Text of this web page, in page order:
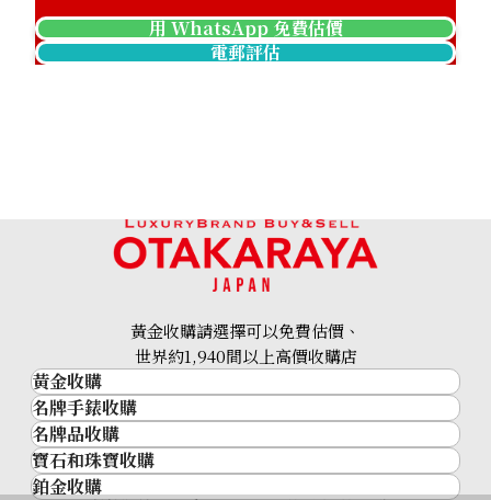
Pt･Pm900 Star Sapphire Diamond Ring 12.05ct
參考回收價
HKD 17,475.03
用 WhatsApp 免費估價
電郵評估
黃金收購請選擇可以免費估價、
世界約1,940間以上高價收購店
黃金收購
黃金･金條
金條
金幣及銀幣
過去十年黃金價格
名牌手錶收購
名牌手錶收購
勞力士 (Rolex)
Patek Philippe
名牌品收購
名牌品收購
HERMES
寶石和珠寶收購
寶石和珠寶
鉑金收購